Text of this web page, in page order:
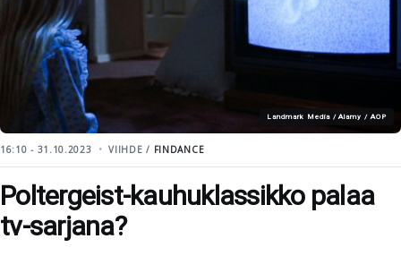
Landmark Media / Alamy / AOP
16:10 - 31.10.2023 VIIHDE / FINDANCE
Poltergeist-kauhuklassikko palaa
tv-sarjana?